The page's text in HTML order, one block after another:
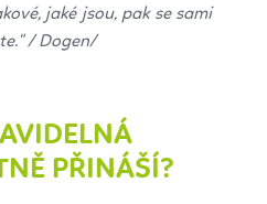
jaké jsou, pak se sami
/Dogen/
PŘINÁŠÍ?